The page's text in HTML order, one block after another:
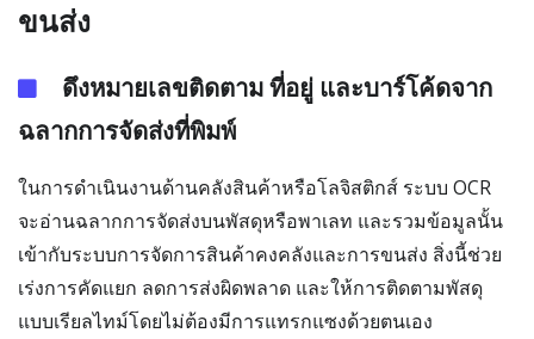
ขนส่ง
ดึงหมายเลขติดตาม ที่อยู่ และบาร์โค้ดจาก
ฉลากการจัดส่งที่พิมพ์
ในการดำเนินงานด้านคลังสินค้าหรือโลจิสติกส์ ระบบ OCR
จะอ่านฉลากการจัดส่งบนพัสดุหรือพาเลท และรวมข้อมูลนั้น
เข้ากับระบบการจัดการสินค้าคงคลังและการขนส่ง สิ่งนี้ช่วย
เร่งการคัดแยก ลดการส่งผิดพลาด และให้การติดตามพัสดุ
แบบเรียลไทม์โดยไม่ต้องมีการแทรกแซงด้วยตนเอง